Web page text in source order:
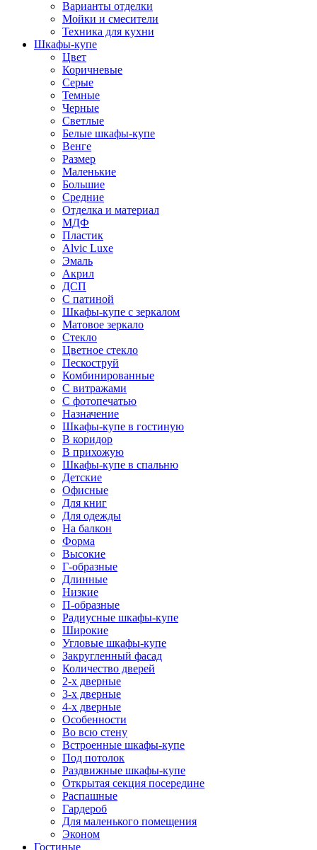
Варианты отделки
Мойки и смесители
Техника для кухни
Шкафы-купе
Цвет
Коричневые
Серые
Темные
Черные
Светлые
Белые шкафы-купе
Венге
Размер
Маленькие
Большие
Средние
Отделка и материал
МДФ
Пластик
Alvic Luxe
Эмаль
Акрил
ДСП
С патиной
Шкафы-купе с зеркалом
Матовое зеркало
Стекло
Цветное стекло
Пескоструй
Комбинированные
С витражами
С фотопечатью
Назначение
Шкафы-купе в гостиную
В коридор
В прихожую
Шкафы-купе в спальню
Детские
Офисные
Для книг
Для одежды
На балкон
Форма
Высокие
Г-образные
Длинные
Низкие
П-образные
Радиусные шкафы-купе
Широкие
Угловые шкафы-купе
Закругленный фасад
Количество дверей
2-х дверные
3-х дверные
4-х дверные
Особенности
Во всю стену
Встроенные шкафы-купе
Под потолок
Раздвижные шкафы-купе
Открытая секция посередине
Распашные
Гардероб
Для маленького помещения
Эконом
Гостиные